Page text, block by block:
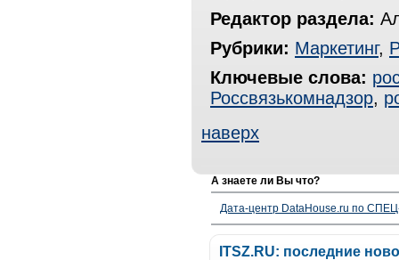
Редактор раздела:
Рубрики: Маркетинг,
Ключевые слова:
Россвязькомнадзор,
наверх
А знаете ли Вы что?
Дата-центр DataHouse.ru по
ITSZ.RU: последние